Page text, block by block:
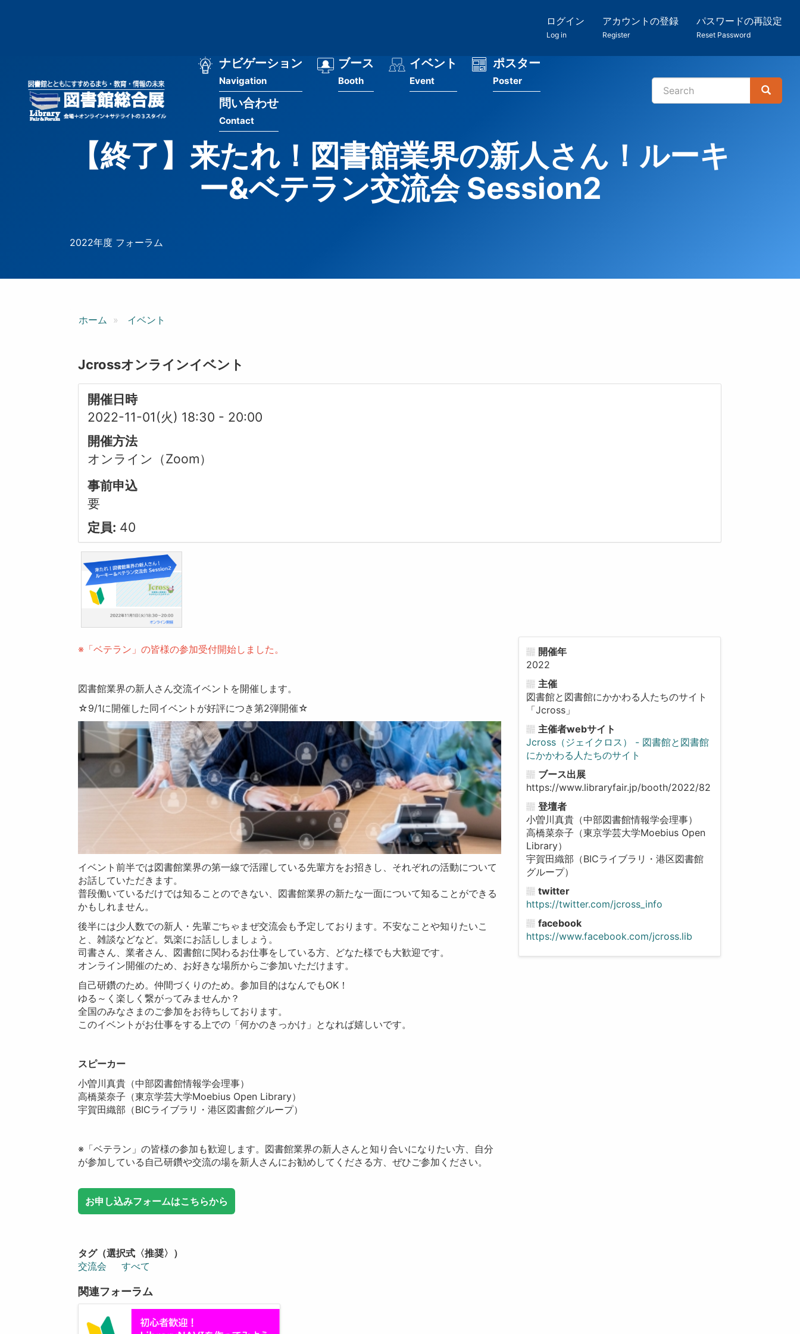
ー
ザ
ログイン
Log in
アカウントの登録
Register
パスワードの再設定
Reset Password
メ
ナ
ビ
ゲ
ン
ナビゲーション
Navigation
ブース
Booth
イベント
Event
ポスター
Poster
問い合わせ
Contact
検
Search
Search
【終了】来たれ！図書館業界の新人さん！ルーキ
ー&ベテラン交流会 Session2
2022年度 フォーラム
ホーム イベント
Jcrossオンラインイベント
開催日時
2022-11-01(火) 18:30 - 20:00
開催方法
オンライン（Zoom）
事前申込
要
定員: 40
※「ベテラン」の皆様の参加受付開始しました。
図書館業界の新人さん交流イベントを開催します。
☆9/1に開催した同イベントが好評につき第2弾開催☆
イベント前半では図書館業界の第一線で活躍している先輩方をお招きし、それぞれの活動について
お話していただきます。
普段働いているだけでは知ることのできない、図書館業界の新たな一面について知ることができる
かもしれません。
後半には少人数での新人・先輩ごちゃまぜ交流会も予定しております。不安なことや知りたいこ
と、雑談などなど。気楽にお話ししましょう。
司書さん、業者さん、図書館に関わるお仕事をしている方、どなた様でも大歓迎です。
オンライン開催のため、お好きな場所からご参加いただけます。
自己研鑽のため。仲間づくりのため。参加目的はなんでもOK！
ゆる～く楽しく繋がってみませんか？
全国のみなさまのご参加をお待ちしております。
このイベントがお仕事をする上での「何かのきっかけ」となれば嬉しいです。
スピーカー
小曽川真貴（中部図書館情報学会理事）
高橋菜奈子（東京学芸大学Moebius Open Library）
宇賀田織部（BICライブラリ・港区図書館グループ）
※「ベテラン」の皆様の参加も歓迎します。図書館業界の新人さんと知り合いになりたい方、自分
が参加している自己研鑽や交流の場を新人さんにお勧めしてくださる方、ぜひご参加ください。
お申し込みフォームはこちらから
タグ（選択式〈推奨〉）
交流会
すべて
開催年
2022
主催
図書館と図書館にかかわる人たちのサイト
「Jcross」
主催者webサイト
Jcross（ジェイクロス） - 図書館と図書館
にかかわる人たちのサイト
ブース出展
https://www.libraryfair.jp/booth/2022/82
登壇者
小曽川真貴（中部図書館情報学会理事）
高橋菜奈子（東京学芸大学Moebius Open
Library）
宇賀田織部（BICライブラリ・港区図書館
グループ）
twitter
https://twitter.com/jcross_info
facebook
https://www.facebook.com/jcross.lib
関連フォーラム